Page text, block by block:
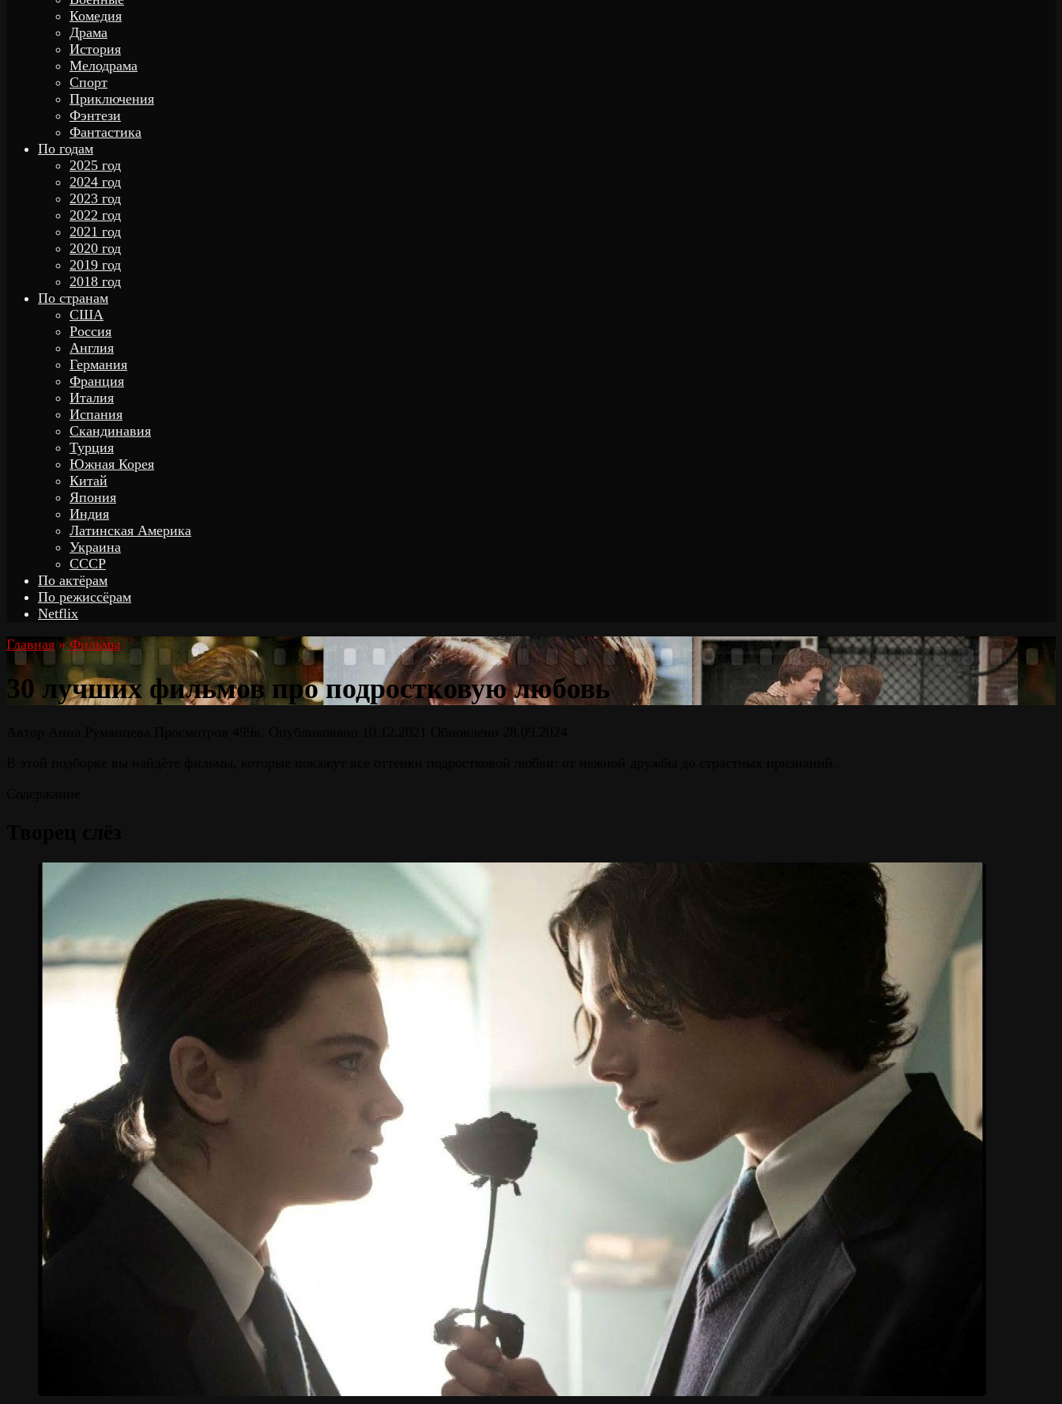
Комедия
Драма
История
Мелодрама
Спорт
Приключения
Фэнтези
Фантастика
По годам
2025 год
2024 год
2023 год
2022 год
2021 год
2020 год
2019 год
2018 год
По странам
США
Россия
Англия
Германия
Франция
Италия
Испания
Скандинавия
Турция
Южная Корея
Китай
Япония
Индия
Латинская Америка
Украина
СССР
По актёрам
По режиссёрам
Netflix
Главная » Фильмы
30 лучших фильмов про подростковую любовь